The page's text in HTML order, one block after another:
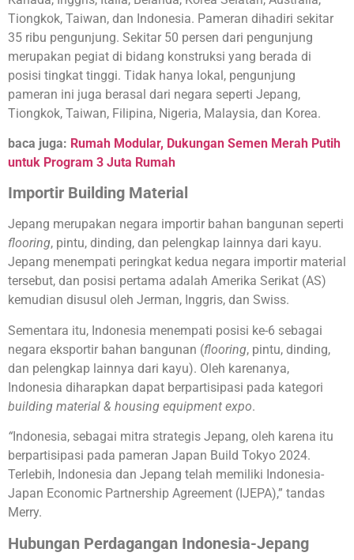
Tiongkok, Taiwan, dan Indonesia. Pameran dihadiri sekitar
35 ribu pengunjung. Sekitar 50 persen dari pengunjung
merupakan pegiat di bidang konstruksi yang berada di
posisi tingkat tinggi. Tidak hanya lokal, pengunjung
pameran ini juga berasal dari negara seperti Jepang,
Tiongkok, Taiwan, Filipina, Nigeria, Malaysia, dan Korea.
baca juga: Rumah Modular, Dukungan Semen Merah Putih
untuk Program 3 Juta Rumah
Importir Building Material
Jepang merupakan negara importir bahan bangunan seperti
flooring, pintu, dinding, dan pelengkap lainnya dari kayu.
Jepang menempati peringkat kedua negara importir material
tersebut, dan posisi pertama adalah Amerika Serikat (AS)
kemudian disusul oleh Jerman, Inggris, dan Swiss.
Sementara itu, Indonesia menempati posisi ke-6 sebagai
negara eksportir bahan bangunan (flooring, pintu, dinding,
dan pelengkap lainnya dari kayu). Oleh karenanya,
Indonesia diharapkan dapat berpartisipasi pada kategori
building material & housing equipment expo.
“Indonesia, sebagai mitra strategis Jepang, oleh karena itu
berpartisipasi pada pameran Japan Build Tokyo 2024.
Terlebih, Indonesia dan Jepang telah memiliki Indonesia-
Japan Economic Partnership Agreement (IJEPA),” tandas
Merry.
Hubungan Perdagangan Indonesia-Jepang